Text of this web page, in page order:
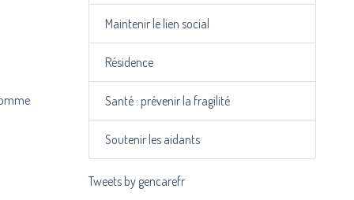
Maintenir le lien social
Résidence
Santé : prévenir la fragilité
Soutenir les aidants
Tweets by gencarefr